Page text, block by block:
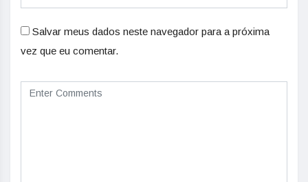
Salvar meus dados neste navegador para a próxima
vez que eu comentar.